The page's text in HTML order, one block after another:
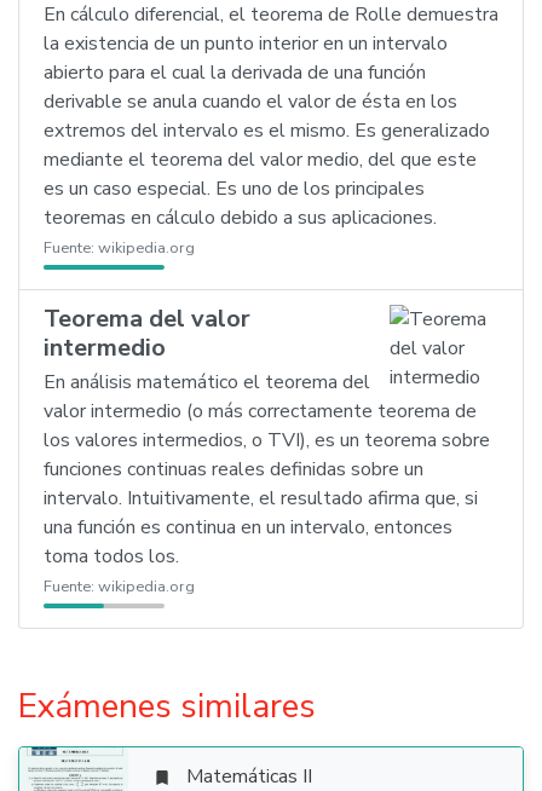
En cálculo diferencial, el teorema de Rolle demuestra
la existencia de un punto interior en un intervalo
abierto para el cual la derivada de una función
derivable se anula cuando el valor de ésta en los
extremos del intervalo es el mismo. Es generalizado
mediante el teorema del valor medio, del que este
es un caso especial. Es uno de los principales
teoremas en cálculo debido a sus aplicaciones.
Fuente: wikipedia.org
Teorema del valor
intermedio
En análisis matemático el teorema del
valor intermedio (o más correctamente teorema de
los valores intermedios, o TVI), es un teorema sobre
funciones continuas reales definidas sobre un
intervalo. Intuitivamente, el resultado afirma que, si
una función es continua en un intervalo, entonces
toma todos los.
Fuente: wikipedia.org
Exámenes similares
 Matemáticas II